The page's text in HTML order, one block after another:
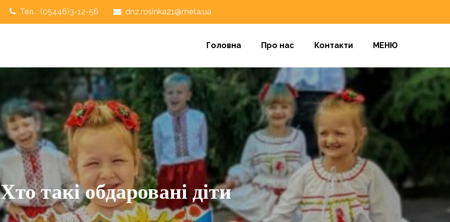
Тел. : (05446)3-12-56 dnz.rosinka21@meta.ua
Головна Про нас Контакти МЕНЮ
Хто такі обдаровані діти